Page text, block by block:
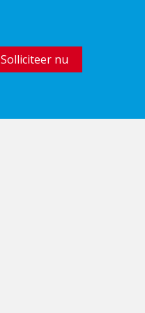
Solliciteer nu